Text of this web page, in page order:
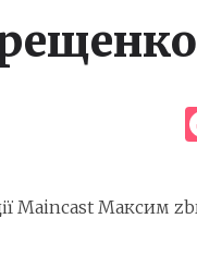
Maincast Максим